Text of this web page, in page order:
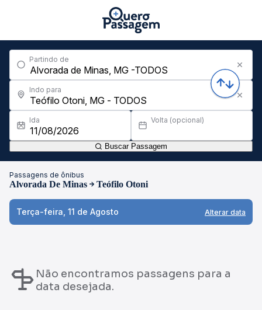
Partindo de
Indo para
Ida Volta (opcional)
Buscar Passagem
Passagens de ônibus
Alvorada De Minas Teófilo Otoni
Terça-feira, 11 de Agosto Alterar data
Não encontramos passagens para a
data desejada.